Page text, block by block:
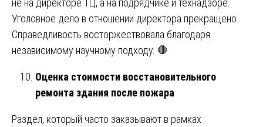
не на директоре ТЦ, а на подрядчике и технадзоре.
Уголовное дело в отношении директора прекращено.
Справедливость восторжествовала благодаря
независимому научному подходу. 🛑
Оценка стоимости восстановительного
ремонта здания после пожара
Раздел, который часто заказывают в рамках